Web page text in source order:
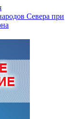
Севера при